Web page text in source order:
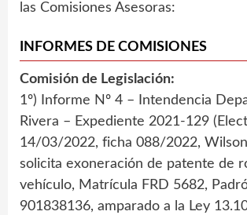
las Comisiones Asesoras:
INFORMES DE COMISIONES
Comisión de Legislación:
1º) Informe Nº 4 – Intendencia
Rivera – Expediente 2021-129
14/03/2022, ficha 088/2022,
solicita exoneración de patente de
vehículo, Matrícula FRD 5682,
901838136, amparado a la Ley